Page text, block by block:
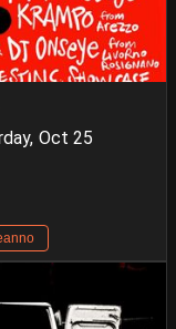
Oct 25